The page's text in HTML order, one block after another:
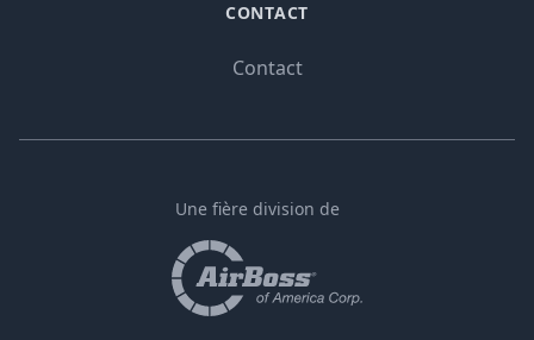
CONTACT
Contact
Une fière division de